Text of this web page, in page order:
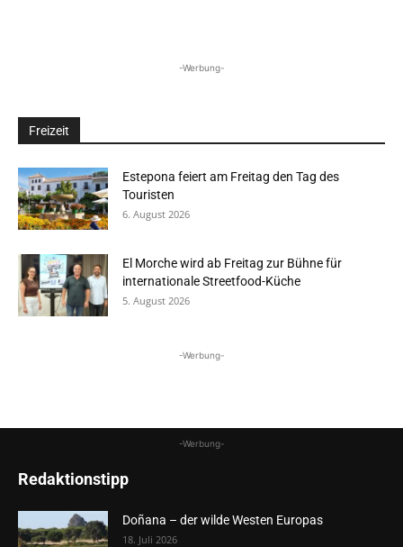
-Werbung-
Freizeit
Estepona feiert am Freitag den Tag des
Touristen
6. August 2026
El Morche wird ab Freitag zur Bühne für
internationale Streetfood-Küche
5. August 2026
-Werbung-
-Werbung-
Redaktionstipp
Doñana – der wilde Westen Europas
18. Juli 2026